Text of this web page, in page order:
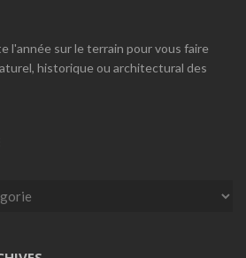
l'année sur le terrain pour vous faire
historique ou architectural des